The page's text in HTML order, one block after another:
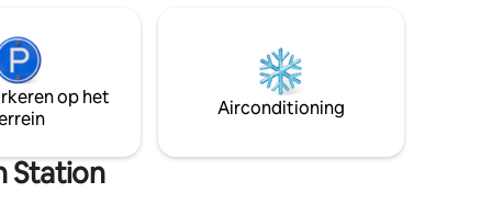
Market
10
tweepersoonsbedden, kan 1 slaapbank
Taipei Main / 10 minuten naar Airport
MRT MRT: 1 halte naar Ximen &
East District
op het
Airconditioning
Station